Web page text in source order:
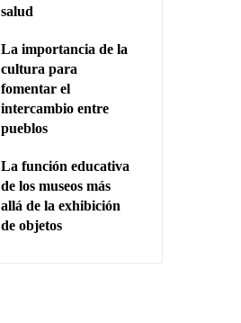
salud
La importancia de la
cultura para
fomentar el
intercambio entre
pueblos
La función educativa
de los museos más
allá de la exhibición
de objetos